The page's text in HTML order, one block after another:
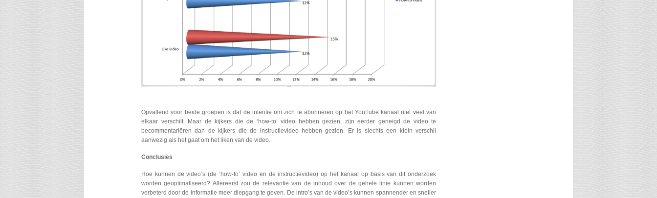
Opvallend voor beide groepen is dat de intentie om zich te abonneren op het YouTube kanaal niet veel van
elkaar verschilt. Maar de kijkers die de ‘how-to’ video hebben gezien, zijn eerder geneigd de video te
becommentariëren dan de kijkers die de instructievideo hebben gezien. Er is slechts een klein verschil
aanwezig als het gaat om het liken van de video.
Conclusies
Hoe kunnen de video’s (de ‘how-to’ video en de instructievideo) op het kanaal op basis van dit onderzoek
worden geoptimaliseerd? Allereerst zou de relevantie van de inhoud over de gehele linie kunnen worden
verbeterd door de informatie meer diepgang te geven. De intro’s van de video’s kunnen spannender en sneller